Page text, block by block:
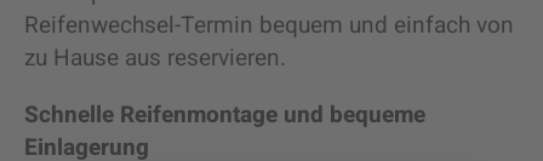
Reifenwechsel-Termin bequem und einfach von
zu Hause aus reservieren.
Schnelle Reifenmontage und bequeme
Einlagerung